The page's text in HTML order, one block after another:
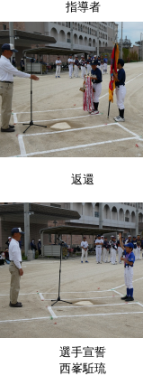
指導者
返還
選手宣誓
西峯駈琉